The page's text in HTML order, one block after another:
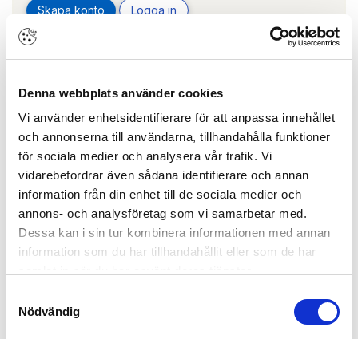
Denna webbplats använder cookies
Vi använder enhetsidentifierare för att anpassa innehållet
och annonserna till användarna, tillhandahålla funktioner
för sociala medier och analysera vår trafik. Vi
vidarebefordrar även sådana identifierare och annan
information från din enhet till de sociala medier och
annons- och analysföretag som vi samarbetar med.
Dessa kan i sin tur kombinera informationen med annan
information som du har tillhandahållit eller som de har
Nödvändig
Skapa konto Logga in
Skapa inloggning, bli företagskund eller logga in för att beställa,
Täckkåpa 8064
ARTIKEL: 171323 dormakaba 46020044